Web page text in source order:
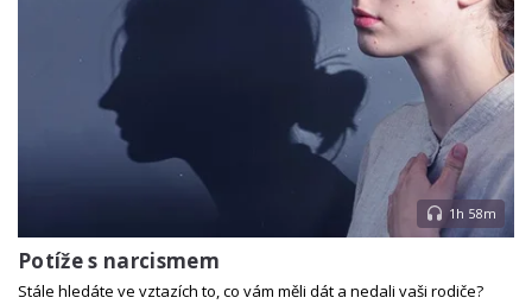
1h 58m
Potíže s narcismem
Stále hledáte ve vztazích to, co vám měli dát a nedali vaši rodiče?